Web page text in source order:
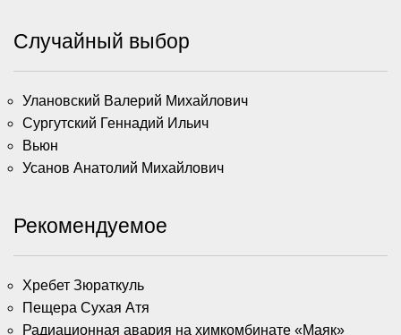
Случайный выбор
Улановский Валерий Михайлович
Сургутский Геннадий Ильич
Вьюн
Усанов Анатолий Михайлович
Рекомендуемое
Хребет Зюраткуль
Пещера Сухая Атя
Радиационная авария на химкомбинате «Маяк»